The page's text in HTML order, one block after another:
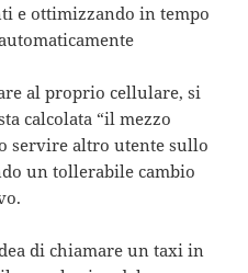
e ottimizzando in tempo
al proprio cellulare, si
calcolata “il mezzo
servire altro utente sullo
un tollerabile cambio
di chiamare un taxi in